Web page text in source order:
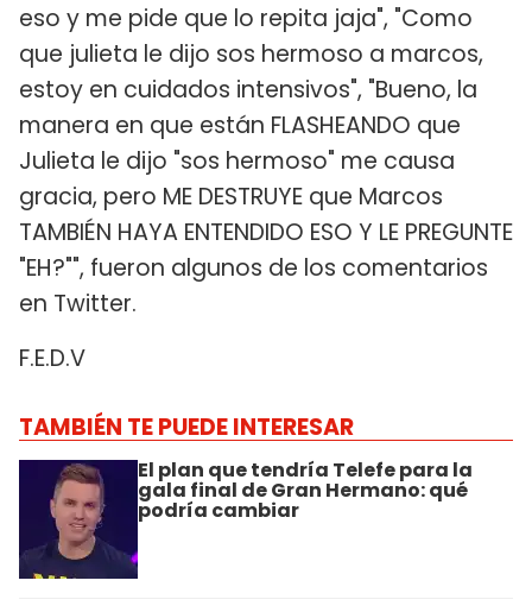
eso y me pide que lo repita jaja", "Como
que julieta le dijo sos hermoso a marcos,
estoy en cuidados intensivos", "Bueno, la
manera en que están FLASHEANDO que
Julieta le dijo "sos hermoso" me causa
gracia, pero ME DESTRUYE que Marcos
TAMBIÉN HAYA ENTENDIDO ESO Y LE PREGUNTE
"EH?"", fueron algunos de los comentarios
en Twitter.
F.E.D.V
TAMBIÉN TE PUEDE INTERESAR
El plan que tendría Telefe para la
gala final de Gran Hermano: qué
podría cambiar